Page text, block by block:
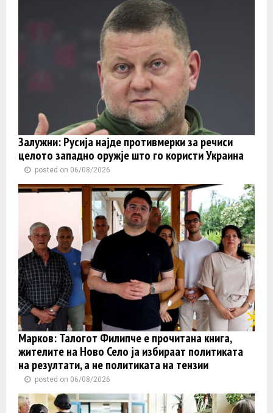
Залужни: Русија најде противмерки за речиси
целото западно оружје што го користи Украина
posted on 06/08/2026
Марков: Талогот Филипче е прочитана книга,
жителите на Ново Село ја избираат политиката
на резултати, а не политиката на тензии
posted on 06/08/2026